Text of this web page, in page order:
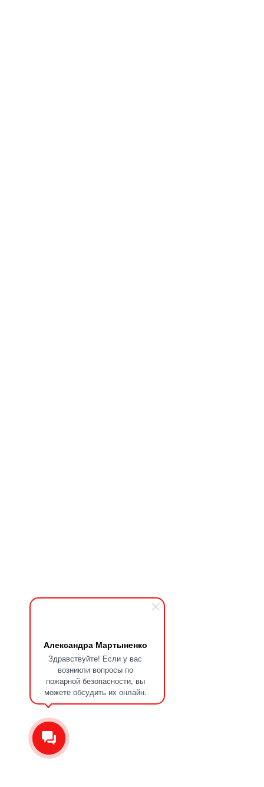
Александра Мартыненко
Здравствуйте! Если у вас
возникли вопросы по
пожарной безопасности, вы
можете обсудить их онлайн.